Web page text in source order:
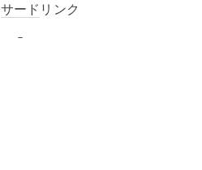
サード リンク